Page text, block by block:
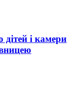
і камери